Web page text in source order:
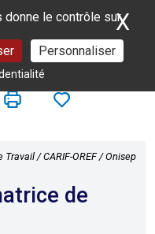
le contrôle sur
Personnaliser
X
Travail / CARIF-OREF / Onisep